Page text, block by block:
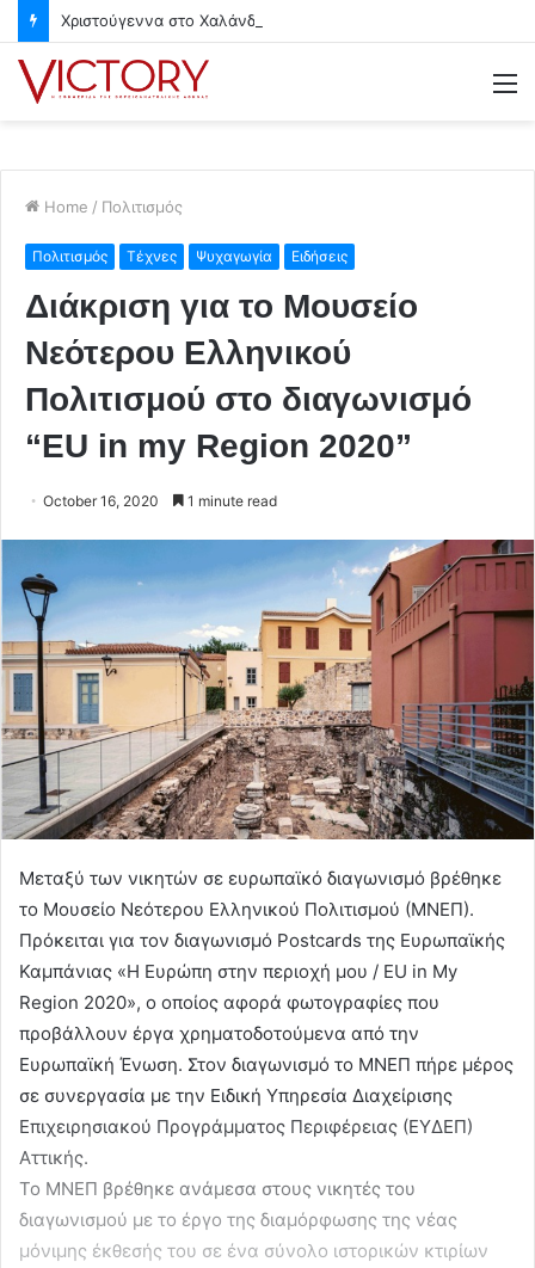
Home / Πολιτισμός
Πολιτισμός Τέχνες Ψυχαγωγία Ειδήσεις
Διάκριση για το Μουσείο
Νεότερου Ελληνικού
Πολιτισμού στο διαγωνισμό
“EU in my Region 2020”
October 16, 2020 1 minute read
Μεταξύ των νικητών σε ευρωπαϊκό διαγωνισμό βρέθηκε
το Μουσείο Νεότερου Ελληνικού Πολιτισμού (ΜΝΕΠ).
Πρόκειται για τον διαγωνισμό Postcards της Ευρωπαϊκής
Καμπάνιας «Η Ευρώπη στην περιοχή μου / EU in My
Region 2020», ο οποίος αφορά φωτογραφίες που
προβάλλουν έργα χρηματοδοτούμενα από την
Ευρωπαϊκή Ένωση. Στον διαγωνισμό το ΜΝΕΠ πήρε μέρος
σε συνεργασία με την Ειδική Υπηρεσία Διαχείρισης
Επιχειρησιακού Προγράμματος Περιφέρειας (ΕΥΔΕΠ)
Αττικής.
Το ΜΝΕΠ βρέθηκε ανάμεσα στους νικητές του
διαγωνισμού με το έργο της διαμόρφωσης της νέας
μόνιμης έκθεσής του σε ένα σύνολο ιστορικών κτιρίων